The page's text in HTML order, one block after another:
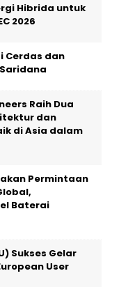
Hibrida untuk
2026
Cerdas dan
Raih Dua
dan
di Asia dalam
Permintaan
Baterai
Sukses Gelar
User